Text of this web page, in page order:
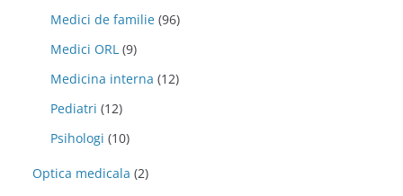
Medici de familie (96)
Medici ORL (9)
Medicina interna (12)
Pediatri (12)
Psihologi (10)
Optica medicala (2)